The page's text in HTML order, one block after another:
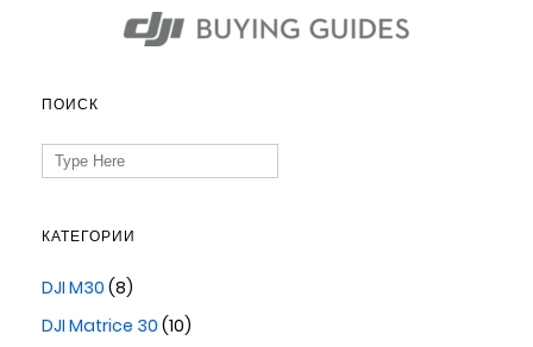
ПОИСК
Search
for:
КАТЕГОРИИ
DJI M30 (8)
DJI Matrice 30 (10)